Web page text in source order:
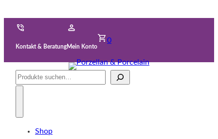
Kontakt & BeratungMein Konto
0
Suche
Shop